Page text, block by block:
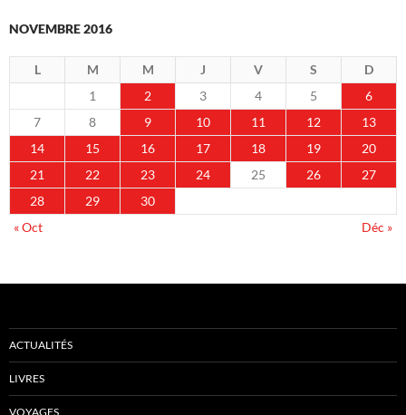
NOVEMBRE 2016
L M M J V S
D
1
2 3 4 5
6
7
8 9 10 11 12
13
14
15 16 17 18 19
20
21
22 23 24 25 26
27
28
29
30
« Oct
Déc »
ACTUALITÉS
LIVRES
VOYAGES